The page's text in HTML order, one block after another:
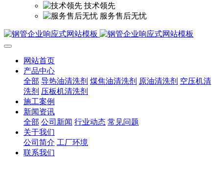
技术领先
服务售后无忧
网站首页
产品中心
全部 导热油清洗剂 煤焦油清洗剂 原油清洗剂 空压机清
洗剂 压板机清洗剂
施工案例
新闻资讯
全部 公司新闻 行业动态 常见问题
关于我们
公司简介 工厂环境
联系我们